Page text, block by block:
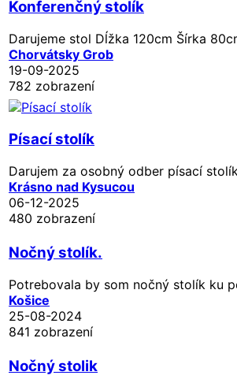
Konferenčný stolík
Darujeme stol Dĺžka 120cm Šírka
Chorvátsky Grob
19-09-2025
782 zobrazení
Písací stolík
Darujem za osobný odber písací
Krásno nad Kysucou
06-12-2025
480 zobrazení
Nočný stolík.
Potrebovala by som nočný stolík ku
Košice
25-08-2024
841 zobrazení
Nočný stolik